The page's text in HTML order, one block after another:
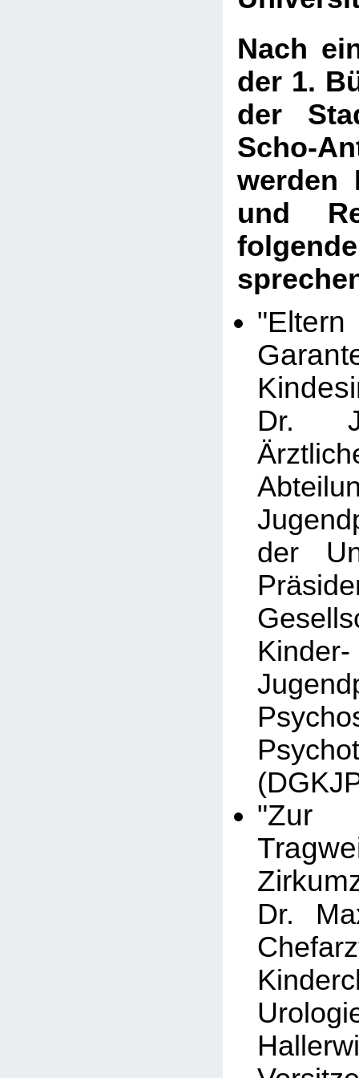
Nach
der 1.
der
Scho-
werden
und
Dr.
der
"Zur
Dr.